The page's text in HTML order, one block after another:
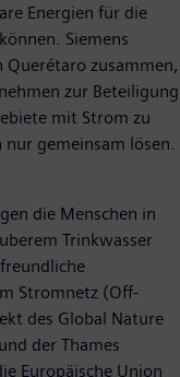
Energien für die
Siemens
zusammen,
zur Beteiligung
mit Strom zu
nur gemeinsam lösen.
die Menschen in
Trinkwasser
Stromnetz (Off-
des Global Nature
der Thames
Europäische Union